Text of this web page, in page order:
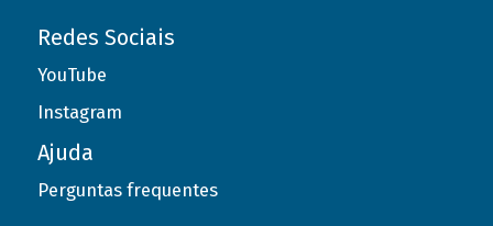
Redes Sociais
YouTube
Instagram
Ajuda
Perguntas frequentes